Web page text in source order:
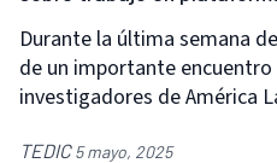
Durante la última semana
de un importante
investigadores de América
TEDIC5 mayo, 2025